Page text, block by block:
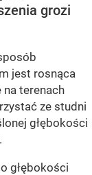
grozi
jest rosnąca
terenach
ze studni
głębokości
głębokości